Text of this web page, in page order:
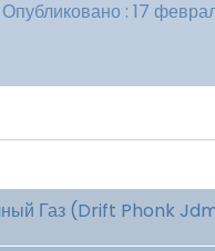
Опубликовано : 17
Газ (Drift Phonk